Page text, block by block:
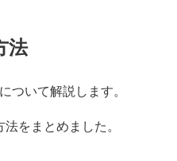
法
について解説します。
をまとめました。